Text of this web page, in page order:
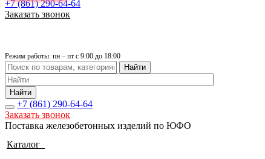
+7 (861)290-64-64
Заказать звонок
Режим работы: пн – пт с 9:00 до 18:00
Найти
Найти
+7 (861) 290-64-64
Заказать звонок
Поставка железобетонных изделий по ЮФО
Каталог